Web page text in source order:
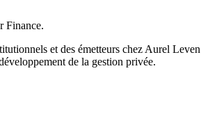
Finance.
et des émetteurs chez Aurel
de la gestion privée.